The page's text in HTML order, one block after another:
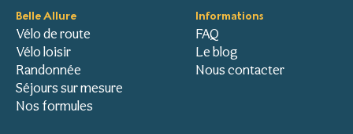
Belle Allure
Vélo de route
Vélo loisir
Randonnée
Séjours sur mesure
Nos formules
Informations
FAQ
Le blog
Nous contacter